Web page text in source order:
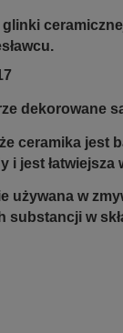
dekorowane
ceramika jest
i jest łatwiejsza
używana w
substancji w